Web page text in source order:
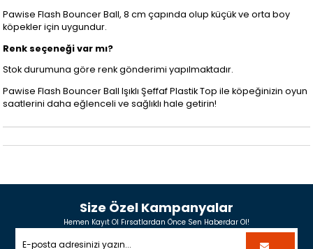
Pawise Flash Bouncer Ball, 8 cm çapında olup küçük ve orta boy
köpekler için uygundur.
Renk seçeneği var mı?
Stok durumuna göre renk gönderimi yapılmaktadır.
Pawise Flash Bouncer Ball Işıklı Şeffaf Plastik Top ile köpeğinizin oyun
saatlerini daha eğlenceli ve sağlıklı hale getirin!
Size Özel Kampanyalar
Hemen Kayıt Ol Fırsatlardan Önce Sen Haberdar Ol!